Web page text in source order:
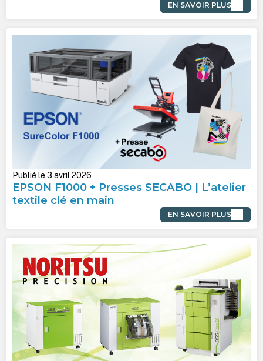
EN SAVOIR PLUS
Publié le 3 avril 2026
EPSON F1000 + Presses SECABO | L’atelier
textile clé en main
EN SAVOIR PLUS